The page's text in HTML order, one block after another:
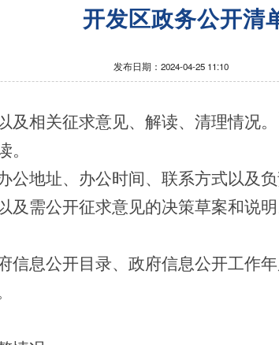
开发区政务公开清
发布日期：2024-04-25 11:10
相关征求意见、解读、清理情况。
地址、办公时间、联系方式以及负
需公开征求意见的决策草案和说明
息公开目录、政府信息公开工作年